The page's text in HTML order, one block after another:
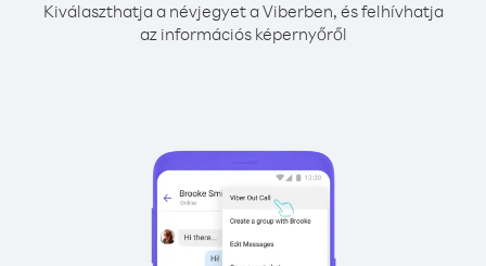
Kiválaszthatja a névjegyet a Viberben, és felhívhatja
az információs képernyőről